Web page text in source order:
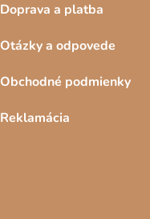
Doprava a platba
Otázky a odpovede
Obchodné podmienky
Reklamácia